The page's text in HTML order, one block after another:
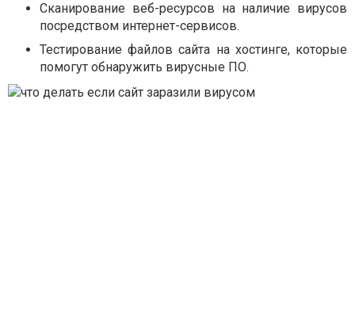
Сканирование веб-ресурсов на наличие вирусов
посредством интернет-сервисов.
Тестирование файлов сайта на хостинге, которые
помогут обнаружить вирусные ПО.